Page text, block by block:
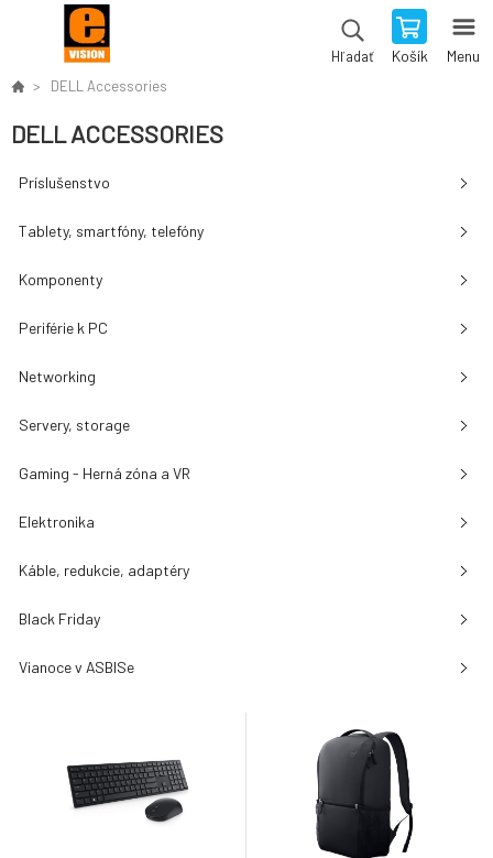
Hľadať Košík Menu
DELL Accessories
DELL ACCESSORIES
Príslušenstvo
Tablety, smartfóny, telefóny
Komponenty
Periférie k PC
Networking
Servery, storage
Gaming - Herná zóna a VR
Elektronika
Káble, redukcie, adaptéry
Black Friday
Vianoce v ASBISe